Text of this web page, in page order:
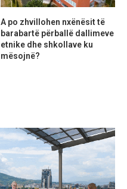
A po zhvillohen nxënësit të
barabartë përballë dallimeve
etnike dhe shkollave ku
mësojnë?